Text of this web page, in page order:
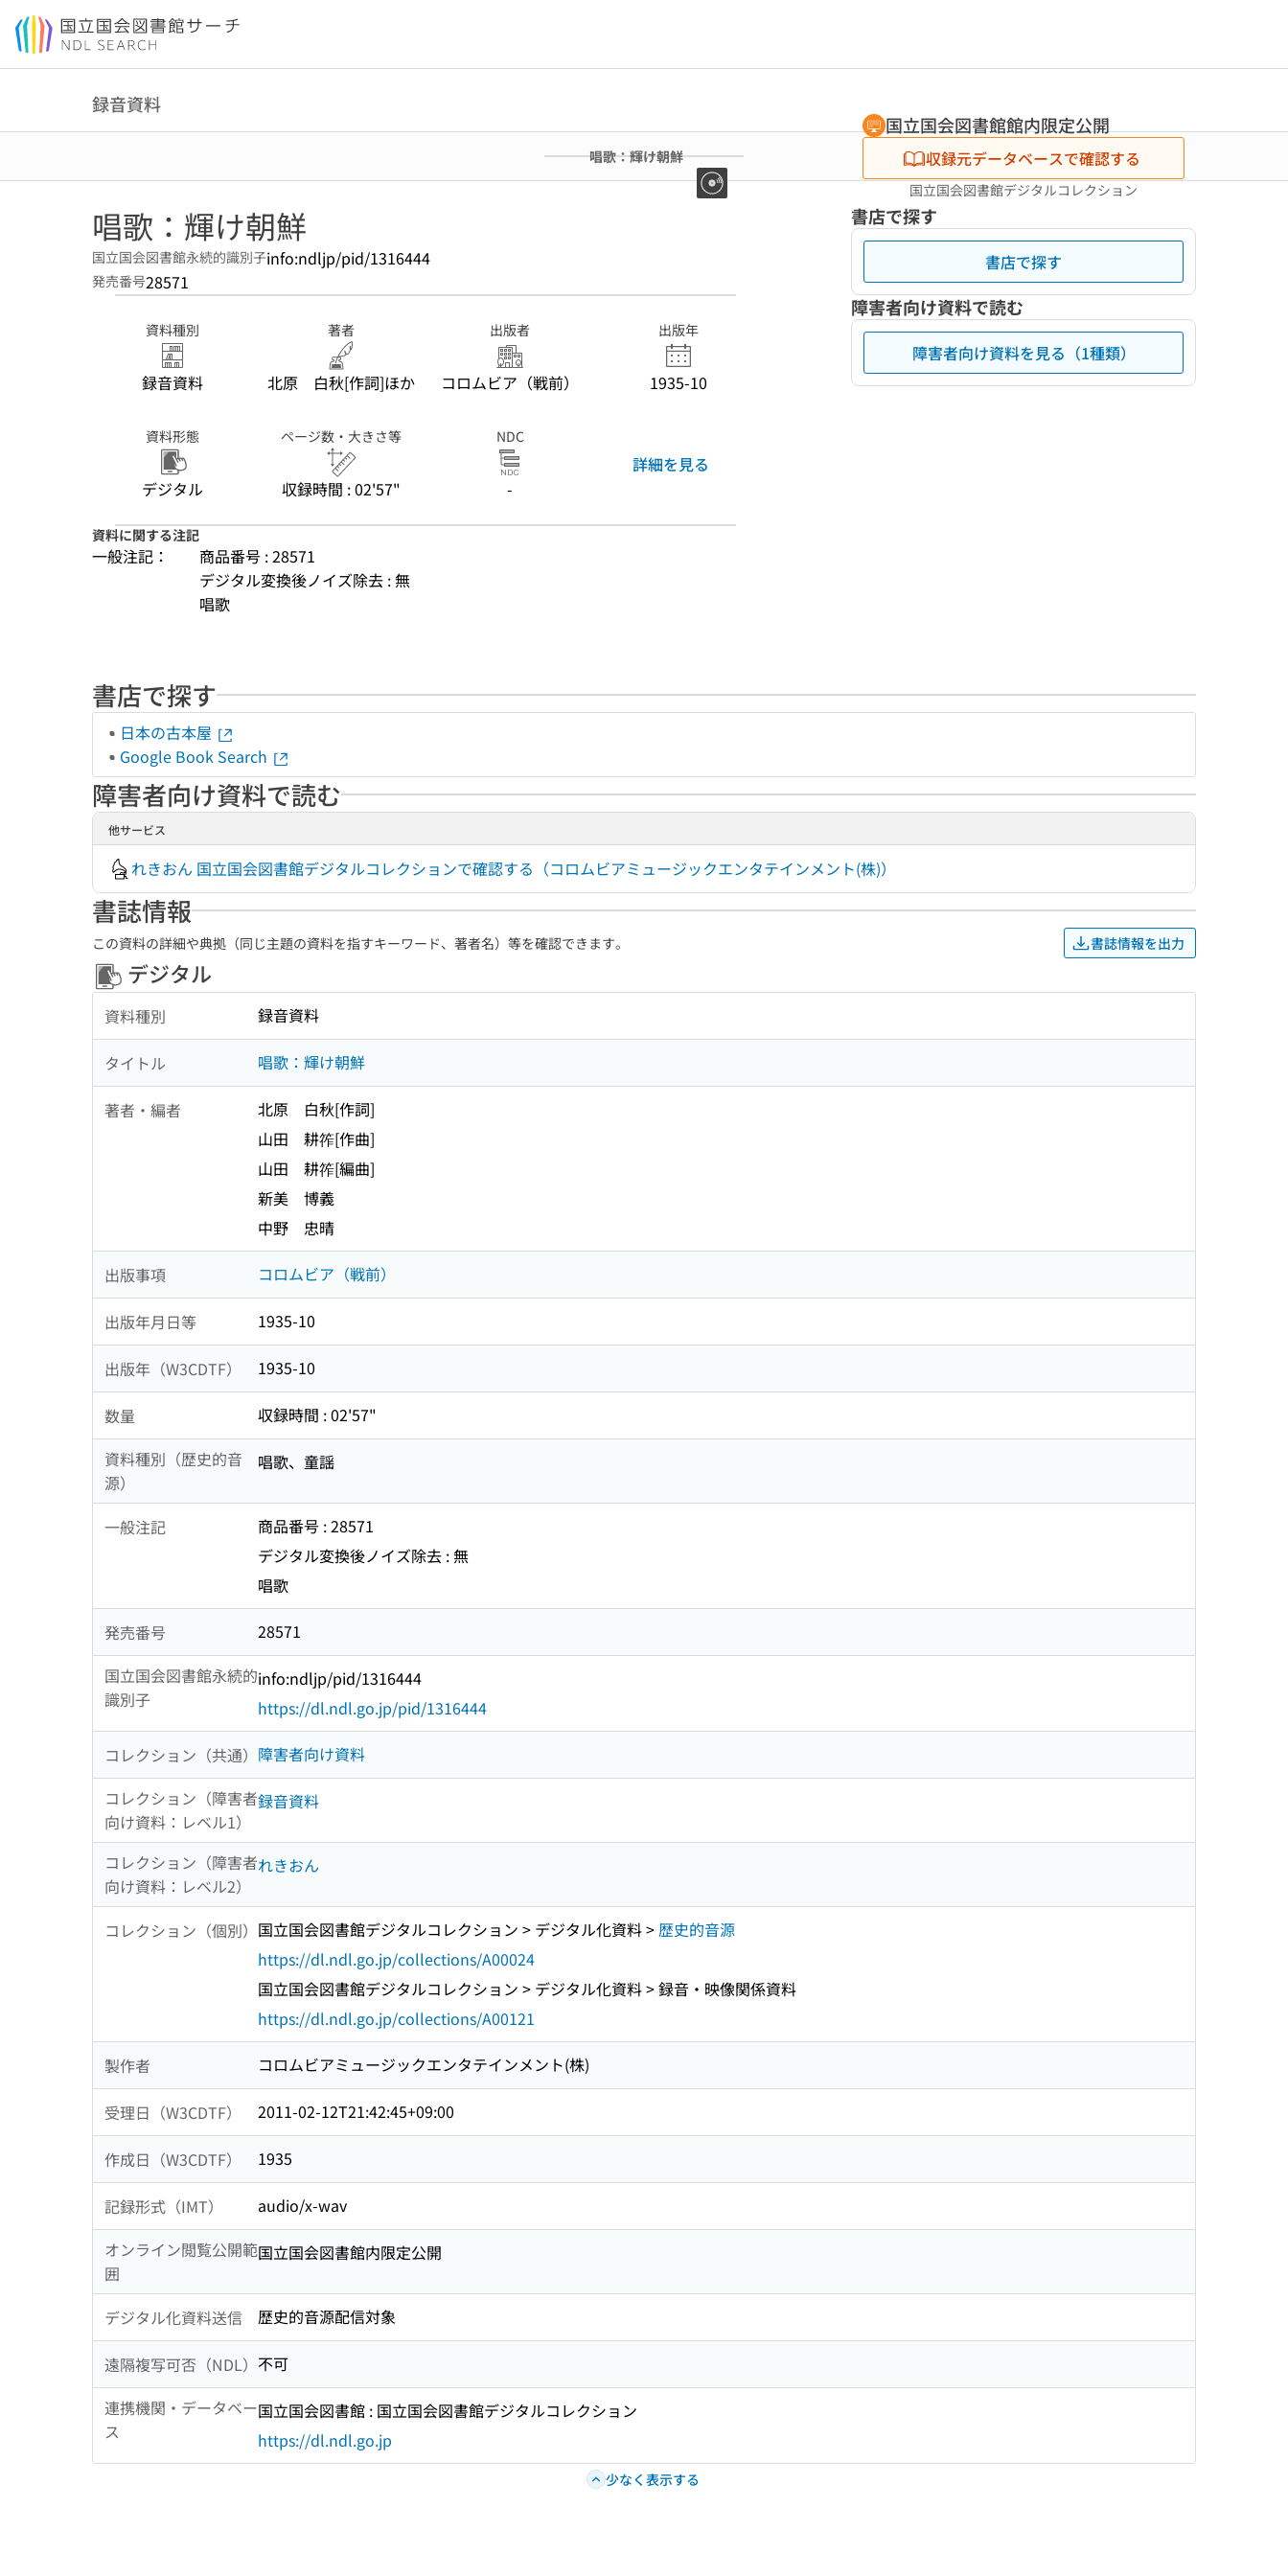
本文へ移動
録音資料
唱歌：輝け朝鮮
国立国会図書館館内限定公開
収録元データベースで確認する
国立国会図書館デジタルコレクション
唱歌：輝け朝鮮
国立国会図書館永続的識別子info:ndljp/pid/1316444
発売番号28571
資料種別
録音資料
著者
北原 白秋[作詞]ほか
出版者
コロムビア（戦前）
出版年
1935-10
資料形態
デジタル
ページ数・大きさ等
収録時間 : 02'57"
NDC
-
詳細を見る
資料に関する注記
一般注記：
商品番号 : 28571
デジタル変換後ノイズ除去 : 無
唱歌
書店で探す
書店で探す
障害者向け資料で読む
障害者向け資料を見る（1種類）
書店で探す
日本の古本屋
Google Book Search
障害者向け資料で読む
他サービス
れきおん 国立国会図書館デジタルコレクションで確認する（コロムビアミュージックエンタテインメント(株)）
書誌情報
この資料の詳細や典拠（同じ主題の資料を指すキーワード、著者名）等を確認できます。 書誌情報を出力
デジタル
資料種別 録音資料
タイトル 唱歌：輝け朝鮮
著者・編者
北原 白秋[作詞]
山田 耕筰[作曲]
山田 耕筰[編曲]
新美 博義
中野 忠晴
出版事項 コロムビア（戦前）
出版年月日等 1935-10
出版年（W3CDTF） 1935-10
数量
収録時間 : 02'57"
資料種別（歴史的音
源）
唱歌、童謡
一般注記
商品番号 : 28571
デジタル変換後ノイズ除去 : 無
唱歌
発売番号
28571
国立国会図書館永続的
識別子
info:ndljp/pid/1316444
https://dl.ndl.go.jp/pid/1316444
コレクション（共通） 障害者向け資料
コレクション（障害者
向け資料：レベル1）
録音資料
コレクション（障害者
向け資料：レベル2）
れきおん
コレクション（個別） 国立国会図書館デジタルコレクション > デジタル化資料 > 歴史的音源
https://dl.ndl.go.jp/collections/A00024
国立国会図書館デジタルコレクション > デジタル化資料 > 録音・映像関係資料
https://dl.ndl.go.jp/collections/A00121
製作者 コロムビアミュージックエンタテインメント(株)
受理日（W3CDTF） 2011-02-12T21:42:45+09:00
作成日（W3CDTF） 1935
記録形式（IMT）
audio/x-wav
オンライン閲覧公開範
囲
国立国会図書館内限定公開
デジタル化資料送信 歴史的音源配信対象
遠隔複写可否（NDL） 不可
連携機関・データベー
ス
国立国会図書館 : 国立国会図書館デジタルコレクション
https://dl.ndl.go.jp
少なく表示する